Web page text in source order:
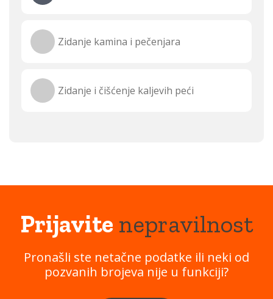
Zidanje kamina i pečenjara
Zidanje i čišćenje kaljevih peći
Prijavitenepravilnost
Pronašli ste netačne podatke ili neki od
pozvanih brojeva nije u funkciji?